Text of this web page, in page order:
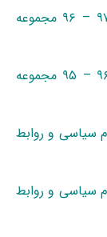
دانلود سوالات آزمون کارشناسی ارشد ۹۷ – ۹۶ مجموعه
دانلود سوالات آزمون کارشناسی ارشد ۹۶ – ۹۵ مجموعه
سیاسی و روابط
سیاسی و روابط